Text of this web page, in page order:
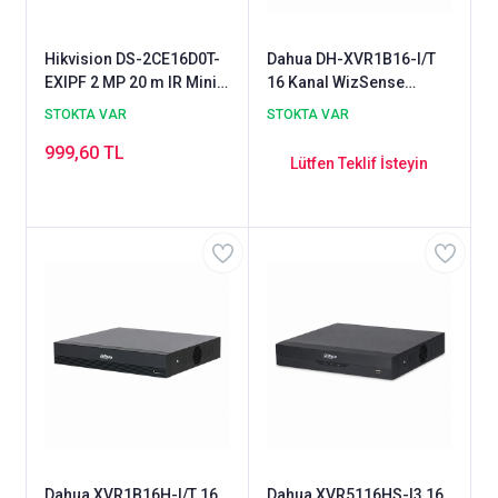
Hikvision DS-2CE16D0T-
EXIPF 2 MP 20 m IR Mini
Bullet Kamera
STOKTA VAR
999,60 TL
Dahua DH-XVR1B16-I/T
16 Kanal WizSense
HDCVI XVR Kayıt Cihazı
STOKTA VAR
Lütfen Teklif İsteyin